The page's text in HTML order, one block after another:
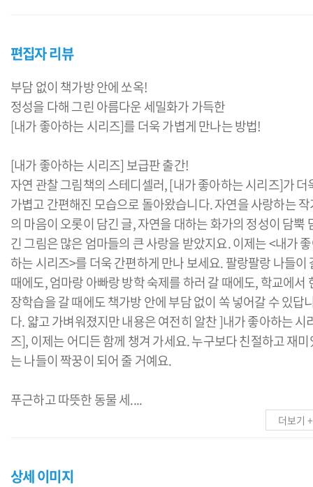
편집자 리뷰
부담 없이 책가방 안에 쏘옥!
정성을 다해 그린 아름다운 세밀화가 가득한
[내가 좋아하는 시리즈]를 더욱 가볍게 만나는 방법!
[내가 좋아하는 시리즈] 보급판 출간!
자연 관찰 그림책의 스테디셀러, [내가 좋아하는 시리즈]가 더
가볍고 간편해진 모습으로 돌아왔습니다. 자연을 사랑하는
의 마음이 오롯이 담긴 글, 자연을 대하는 화가의 정성이 담뿍
긴 그림은 많은 엄마들의 큰 사랑을 받았지요. 이제는 <내가
하는 시리즈>를 더욱 간편하게 만나 보세요. 팔랑팔랑 나들이
때에도, 엄마랑 아빠랑 방학 숙제를 하러 갈 때에도, 학교에서
장학습을 갈 때에도 책가방 안에 부담 없이 쏙 넣어갈 수 있답
다. 얇고 가벼워졌지만 내용은 여전히 알찬 ]내가 좋아하는 시
즈], 이제는 어디든 함께 챙겨 가세요. 누구보다 친절하고 재미
는 나들이 짝꿍이 되어 줄 거예요.
푸근하고 따뜻한 동물 세....
더보기 +
상세 이미지